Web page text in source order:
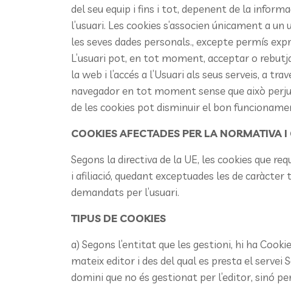
del seu equip i fins i tot, depenent de la
l’usuari. Les cookies s’associen únicament a
les seves dades personals., excepte permís
L’usuari pot, en tot moment, acceptar o
la web i l’accés a l’Usuari als seus serveis, a
navegador en tot moment sense que això
de les cookies pot disminuir el bon
COOKIES AFECTADES PER LA NORMATIVA I
Segons la directiva de la UE, les cookies que
i afiliació, quedant exceptuades les de
demandats per l’usuari.
TIPUS DE COOKIES
a) Segons l’entitat que les gestioni, hi ha
mateix editor i des del qual es presta el servei
domini que no és gestionat per l’editor, sinó